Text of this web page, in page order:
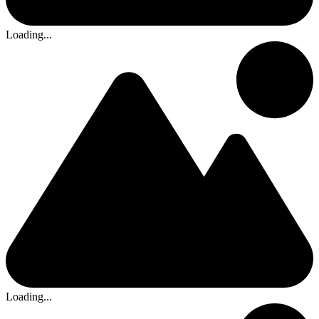
Loading...
Loading...